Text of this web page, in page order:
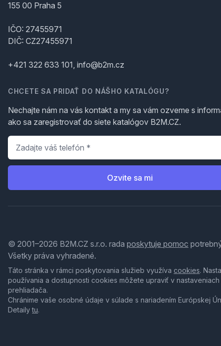
155 00 Praha 5
IČO: 27455971
DIČ: CZ27455971
+421 322 633 101, info@b2m.cz
CHCETE SA PRIDAŤ DO NÁŠHO KATALÓGU?
Nechajte nám na vás kontakt a my sa vám ozveme s
ako sa zaregistrovať do siete katalógov B2M.CZ.
Telefón
Ozvite sa mi
© 2001–2026 B2M.CZ s.r.o. rada poskytuje pomoc
Všetky práva vyhradené.
Táto stránka v rámci poskytovania služieb využíva cookies.
používania a dostupnosti cookies môžete upraviť v nastaveniach
prehliadača.
Chránime vaše osobné údaje v súlade s nariadením Európskej
Detailytu.